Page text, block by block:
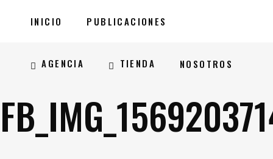
INICIO PUBLICACIONES
AGENCIA TIENDA NOSOTROS